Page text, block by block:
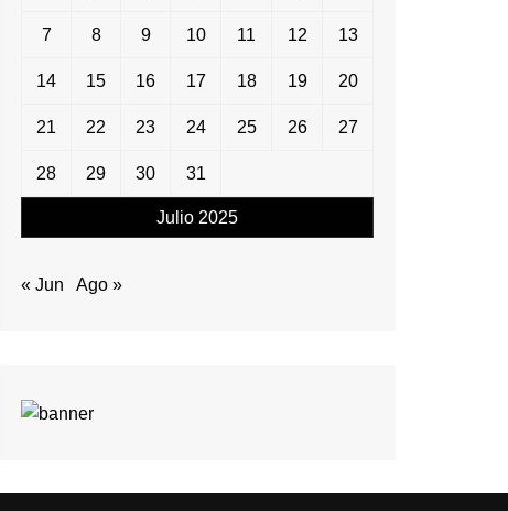
Julio 2025
7 8 9 10 11 12 13
14 15 16 17 18 19 20
21 22 23 24 25 26 27
28 29 30 31
« Jun Ago »